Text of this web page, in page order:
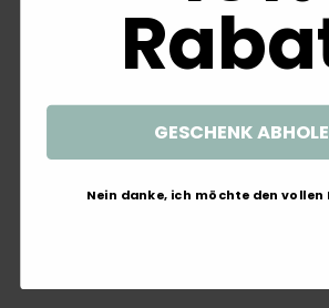
Katzen Zuschuss Geld Haustier
Afrika
GESCHENK
Nein danke, ich möchte den vollen